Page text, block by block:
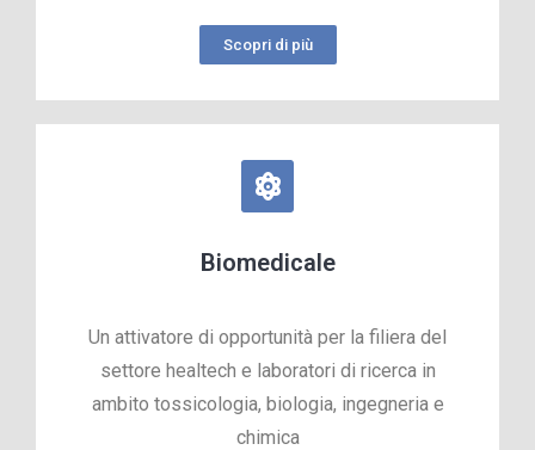
Scopri di più
Biomedicale
Un attivatore di opportunità per la filiera del
settore healtech e laboratori di ricerca in
ambito tossicologia, biologia, ingegneria e
chimica